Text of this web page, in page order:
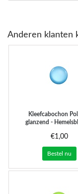
Anderen klanten
Kleefcabochon
glanzend -
€1,00
Bestel nu